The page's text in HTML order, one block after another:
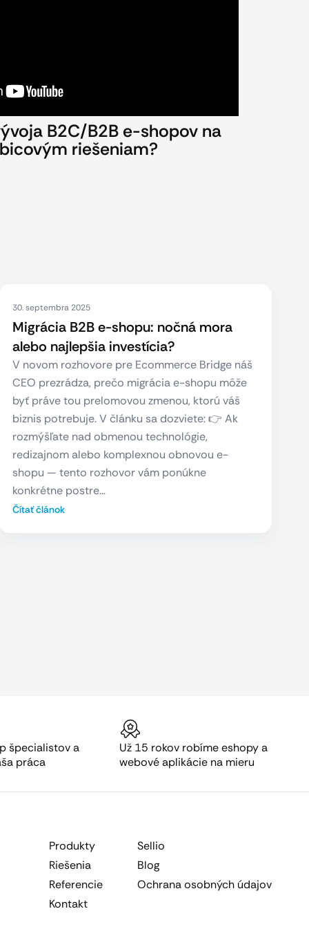
B2C/B2B e-shopov na
riešeniam?
30. septembra 2025
Migrácia B2B e-shopu: nočná mora
alebo najlepšia investícia?
V novom rozhovore pre Ecommerce Bridge náš
CEO prezrádza, prečo migrácia e-shopu môže
byť práve tou prelomovou zmenou, ktorú váš
biznis potrebuje. V článku sa dozviete: 👉 Ak
rozmýšľate nad obmenou technológie,
redizajnom alebo komplexnou obnovou e-
shopu — tento rozhovor vám ponúkne
konkrétne postre…
Čítať článok
špecialistov a
práca
Už 15 rokov robíme eshopy a
webové aplikácie na mieru
Produkty
Riešenia
Referencie
Kontakt
Sellio
Blog
Ochrana osobných údajov